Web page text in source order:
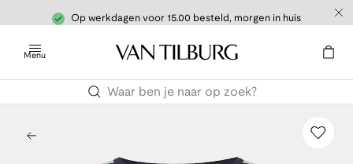
Op werkdagen voor 15.00 besteld, morgen in huis
Menu